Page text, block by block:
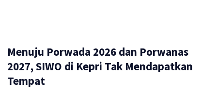
Menuju Porwada 2026 dan Porwanas
2027, SIWO di Kepri Tak Mendapatkan
Tempat